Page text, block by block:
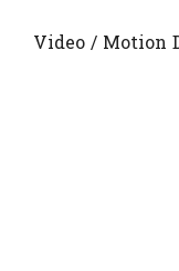
Video / Motion